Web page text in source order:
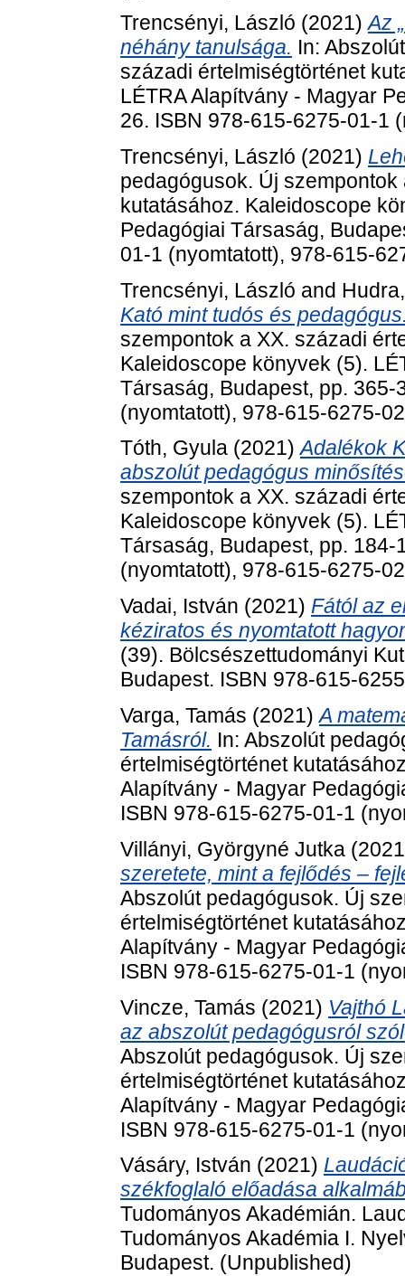
Trencsényi, László (2021)Az
néhány tanulsága. In:
századi értelmiségtörténet
LÉTRA Alapítvány - Magyar
26. ISBN 978-615-6275-01-1
Trencsényi, László (2021)
pedagógusok. Új
kutatásához. Kaleidoscope
Pedagógiai Társaság,
01-1 (nyomtatott), 978-615-
Trencsényi, László and
Kató mint tudós és
szempontok a XX. századi
Kaleidoscope könyvek (5).
Társaság, Budapest, pp.
(nyomtatott), 978-615-6275-
Tóth, Gyula (2021)Adalékok
abszolút pedagógus
szempontok a XX. századi
Kaleidoscope könyvek (5).
Társaság, Budapest, pp.
(nyomtatott), 978-615-6275-
Vadai, István (2021) Fától az
kéziratos és nyomtatott
(39). Bölcsészettudományi
Budapest. ISBN 978-615-
Varga, Tamás (2021)A
Tamásról. In: Abszolút
értelmiségtörténet
Alapítvány - Magyar
ISBN 978-615-6275-01-1
Villányi, Györgyné Jutka
szeretete, mint a fejlődés ‒
Abszolút pedagógusok. Új
értelmiségtörténet
Alapítvány - Magyar
ISBN 978-615-6275-01-1
Vincze, Tamás (2021) Vajthó
az abszolút pedagógusról
Abszolút pedagógusok. Új
értelmiségtörténet
Alapítvány - Magyar
ISBN 978-615-6275-01-1
Vásáry, István (2021)
székfoglaló előadása
Tudományos Akadémián.
Tudományos Akadémia I.
Budapest. (Unpublished)